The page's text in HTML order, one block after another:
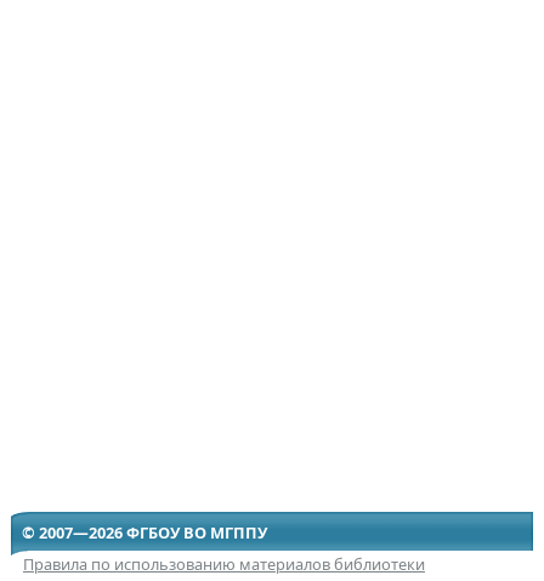
© 2007—2026 ФГБОУ ВО МГППУ
Правила по использованию материалов библиотеки